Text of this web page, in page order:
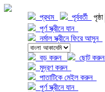
প্রথম পূর্ববর্তী পৃষ্ঠা
পূর্ণ স্ক্রীনে যান
নর্মাল স্ক্রীনে ফিরে আসুন
বড় করুন
ছোট করুন
মুদ্রণ করুন
পাতাটিকে মেইল করুন
পূর্ণ স্ক্রীনে যান